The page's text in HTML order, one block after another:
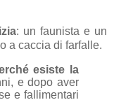
: un faunista e un
a caccia di farfalle.
esiste la
e dopo aver
e fallimentari